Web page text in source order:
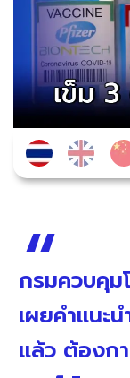
กรมควบคุม
เผยคำแนะ
แล้ว ต้องก